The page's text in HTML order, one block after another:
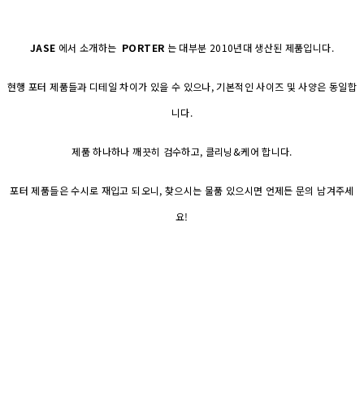
JASE 에서 소개하는 PORTER 는 대부분 2010년대 생산된 제품입니다.
현행 포터 제품들과 디테일 차이가 있을 수 있으나, 기본적인 사이즈 및 사양은 동일합
니다.
제품 하나하나 깨끗히 검수하고, 클리닝&케어 합니다.
포터 제품들은 수시로 재입고 되오니, 찾으시는 물품 있으시면 언제든 문의 남겨주세
요!